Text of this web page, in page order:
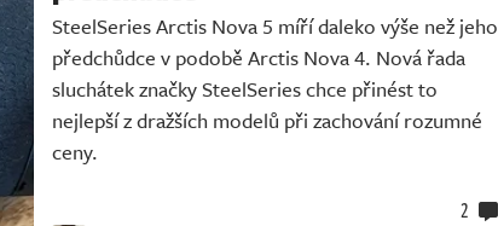
SteelSeries Arctis Nova 5 míří daleko výše než jeho
předchůdce v podobě Arctis Nova 4. Nová řada
sluchátek značky SteelSeries chce přinést to
nejlepší z dražších modelů při zachování rozumné
ceny.
2